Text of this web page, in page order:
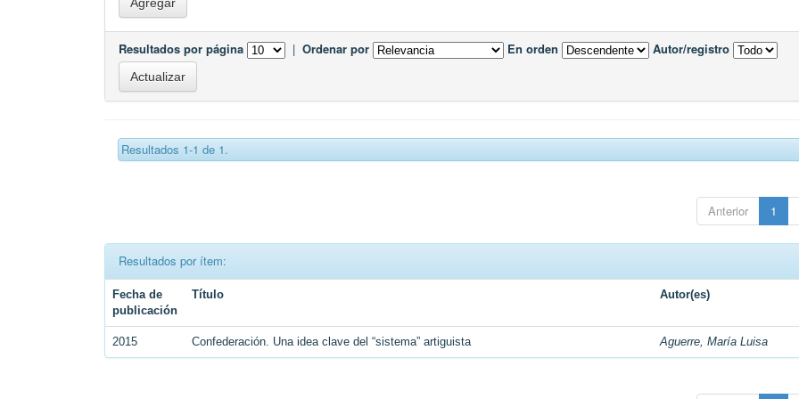
Resultados por página | Ordenar por En orden Autor/registro
Resultados 1-1 de 1.
Anterior 1
Resultados por ítem:
Fecha de
publicación
Título Autor(es)
2015 Confederación. Una idea clave del “sistema” artiguista Aguerre, María Luisa